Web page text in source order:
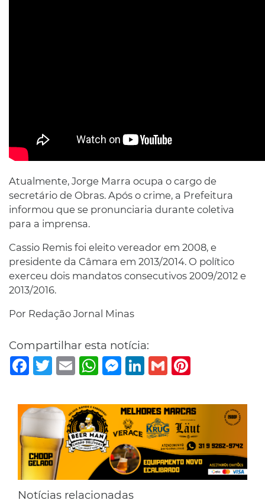
Atualmente, Jorge Marra ocupa o cargo de
secretário de Obras. Após o crime, a Prefeitura
informou que se pronunciaria durante coletiva
para a imprensa.
Cassio Remis foi eleito vereador em 2008, e
presidente da Câmara em 2013/2014. O político
exerceu dois mandatos consecutivos 2009/2012 e
2013/2016.
Por Redação Jornal Minas
Compartilhar esta notícia:
Facebook
TwitterEmail WhatsAppMessenger
LinkedIn
Gmail
Notícias relacionadas